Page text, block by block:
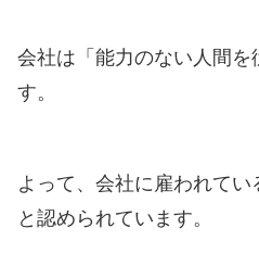
会社は「能力のない人間
す。
よって、会社に雇われてい
と認められています。